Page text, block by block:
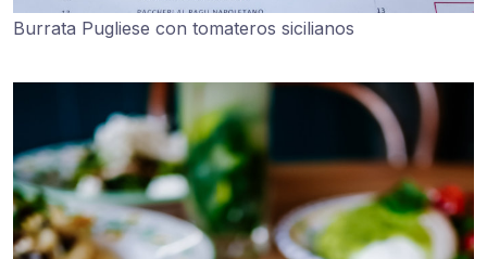
Burrata Pugliese con tomateros sicilianos